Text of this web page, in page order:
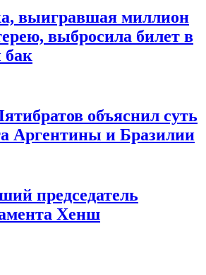
выигравшая миллион
выбросила билет в
бак
объяснил суть
Аргентины и Бразилии
председатель
Хенш